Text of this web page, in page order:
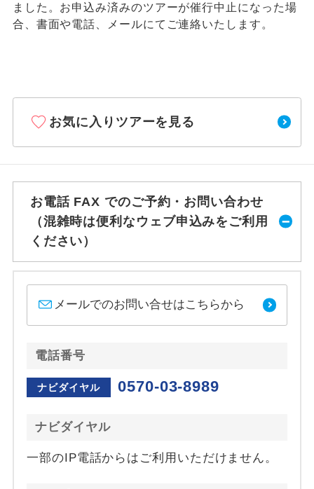
ました。お申込み済みのツアーが催行中止になった場
合、書面や電話、メールにてご連絡いたします。
お気に入りツアーを見る
お電話 FAX でのご予約・お問い合わせ
（混雑時は便利なウェブ申込みをご利用
ください）
メールでのお問い合せはこちらから
電話番号
ナビダイヤル 0570-03-8989
ナビダイヤル
一部のIP電話からはご利用いただけません。